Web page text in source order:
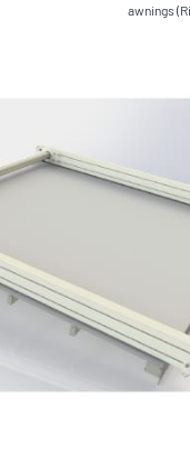
awnings